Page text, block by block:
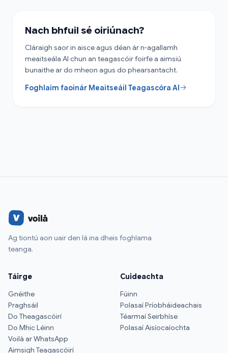
Nach bhfuil sé oiriúnach?
Cláraigh saor in aisce agus déan ár n-agallamh
meaitseála AI chun an teagascóir foirfe a aimsiú
bunaithe ar do mheon agus do phearsantacht.
Foghlaim faoinár Meaitseáil Teagascóra AI
Ag tiontú aon uair den lá ina dheis foghlama
teanga.
Táirge
Gnéithe
Praghsáil
Do Theagascóirí
Do Mhic Léinn
Voilà ar WhatsApp
Aimsigh Teagascóirí
Cuideachta
Fúinn
Polasaí Príobháideachais
Téarmaí Seirbhíse
Polasaí Aisíocaíochta